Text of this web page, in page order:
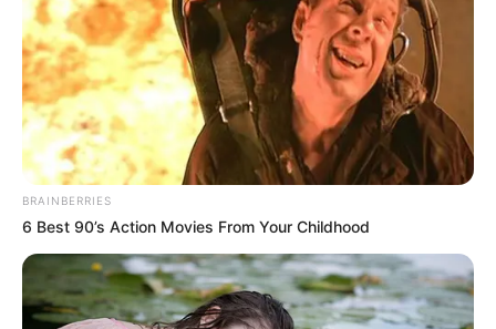
BRAINBERRIES
6 Best 90’s Action Movies From Your Childhood